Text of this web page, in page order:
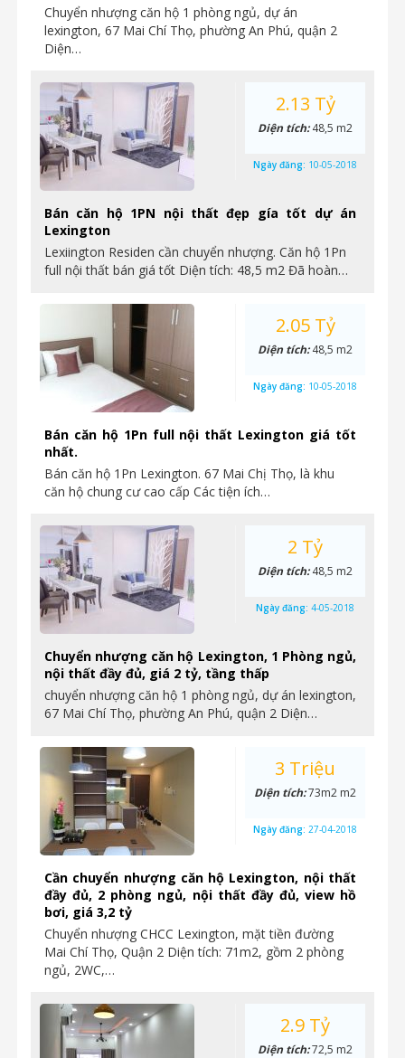
Chuyển nhượng căn hộ 1 phòng ngủ, dự án
lexington, 67 Mai Chí Thọ, phường An Phú, quận 2
Diện…
Bán căn hộ 1PN nội thất đẹp gía tốt dự án
Lexington
Lexiington Residen cần chuyển nhượng. Căn hộ 1Pn
full nội thất bán giá tốt Diện tích: 48,5 m2 Đã hoàn…
2.13 Tỷ
Diện tích:48,5 m2
Ngày đăng: 10-05-2018
Bán căn hộ 1Pn full nội thất Lexington giá tốt
nhất.
Bán căn hộ 1Pn Lexington. 67 Mai Chị Thọ, là khu
căn hộ chung cư cao cấp Các tiện ích…
2.05 Tỷ
Diện tích:48,5 m2
Ngày đăng: 10-05-2018
Chuyển nhượng căn hộ Lexington, 1 Phòng ngủ,
nội thất đầy đủ, giá 2 tỷ, tầng thấp
chuyển nhượng căn hộ 1 phòng ngủ, dự án lexington,
67 Mai Chí Thọ, phường An Phú, quận 2 Diện…
2 Tỷ
Diện tích:48,5 m2
Ngày đăng: 4-05-2018
Cần chuyển nhượng căn hộ Lexington, nội thất
đầy đủ, 2 phòng ngủ, nội thất đầy đủ, view hồ
bơi, giá 3,2 tỷ
Chuyển nhượng CHCC Lexington, mặt tiền đường
Mai Chí Thọ, Quận 2 Diện tích: 71m2, gồm 2 phòng
ngủ, 2WC,…
3 Triệu
Diện tích:73m2 m2
Ngày đăng: 27-04-2018
2.9 Tỷ
Diện tích:72,5 m2